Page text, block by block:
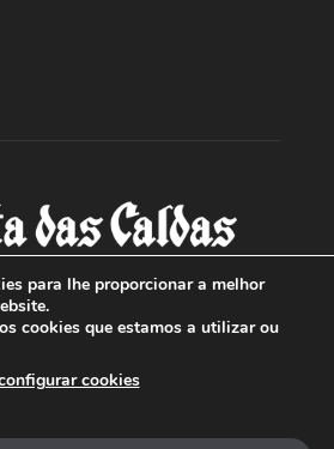
SOBRE NÓS
da Rainha e mais de 90 anos de
com mais de 40.000 leitores por
para lhe proporcionar a melhor
cookies que estamos a utilizar ou
cookies